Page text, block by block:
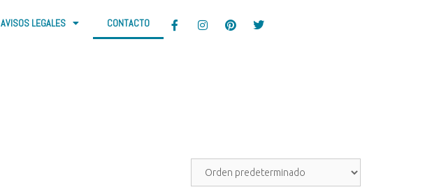
AVISOS LEGALES CONTACTO